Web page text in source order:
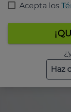
Acepta los
Haz